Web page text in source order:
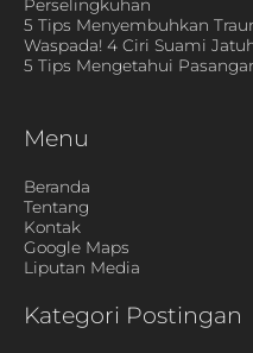
Perselingkuhan
5 Tips Menyembuhkan
Waspada! 4 Ciri Suami
5 Tips Mengetahui
Menu
Beranda
Tentang
Kontak
Google Maps
Liputan Media
Kategori Postingan